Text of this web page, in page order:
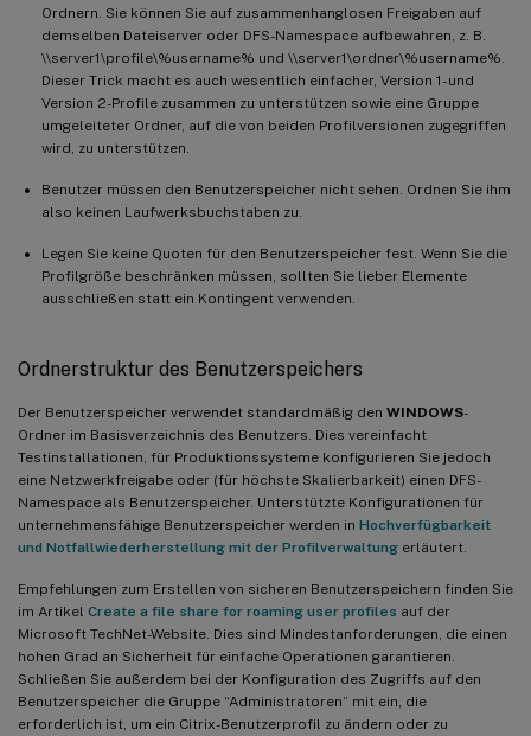
Ordnern. Sie können Sie auf zusammenhanglosen Freigaben auf
demselben Dateiserver oder DFS-Namespace aufbewahren, z. B.
\\server1\profile\%username% und \\server1\ordner\%username%.
Dieser Trick macht es auch wesentlich einfacher, Version 1- und
Version 2-Profile zusammen zu unterstützen sowie eine Gruppe
umgeleiteter Ordner, auf die von beiden Profilversionen zugegriffen
wird, zu unterstützen.
Benutzer müssen den Benutzerspeicher nicht sehen. Ordnen Sie ihm
also keinen Laufwerksbuchstaben zu.
Legen Sie keine Quoten für den Benutzerspeicher fest. Wenn Sie die
Profilgröße beschränken müssen, sollten Sie lieber Elemente
ausschließen statt ein Kontingent verwenden.
Ordnerstruktur des Benutzerspeichers
Der Benutzerspeicher verwendet standardmäßig den WINDOWS-
Ordner im Basisverzeichnis des Benutzers. Dies vereinfacht
Testinstallationen, für Produktionssysteme konfigurieren Sie jedoch
eine Netzwerkfreigabe oder (für höchste Skalierbarkeit) einen DFS-
Namespace als Benutzerspeicher. Unterstützte Konfigurationen für
unternehmensfähige Benutzerspeicher werden in Hochverfügbarkeit
und Notfallwiederherstellung mit der Profilverwaltung erläutert.
Empfehlungen zum Erstellen von sicheren Benutzerspeichern finden Sie
im Artikel Create a file share for roaming user profiles auf der
Microsoft TechNet-Website. Dies sind Mindestanforderungen, die einen
hohen Grad an Sicherheit für einfache Operationen garantieren.
Schließen Sie außerdem bei der Konfiguration des Zugriffs auf den
Benutzerspeicher die Gruppe “Administratoren” mit ein, die
erforderlich ist, um ein Citrix-Benutzerprofil zu ändern oder zu